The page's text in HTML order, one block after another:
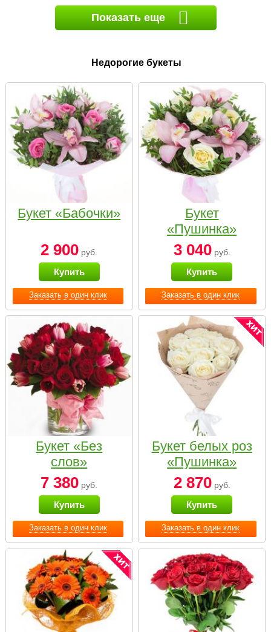
Показать еще
Недорогие букеты
Заказать в один клик
Букет «Бабочки»
2 900 руб.
Купить
Заказать в один клик
Букет
«Пушинка»
3 040руб.
Купить
Заказать в один клик
Букет «Без
слов»
7 380 руб.
Купить
Заказать в один клик
Букет белых роз
«Пушинка»
2 870руб.
Купить